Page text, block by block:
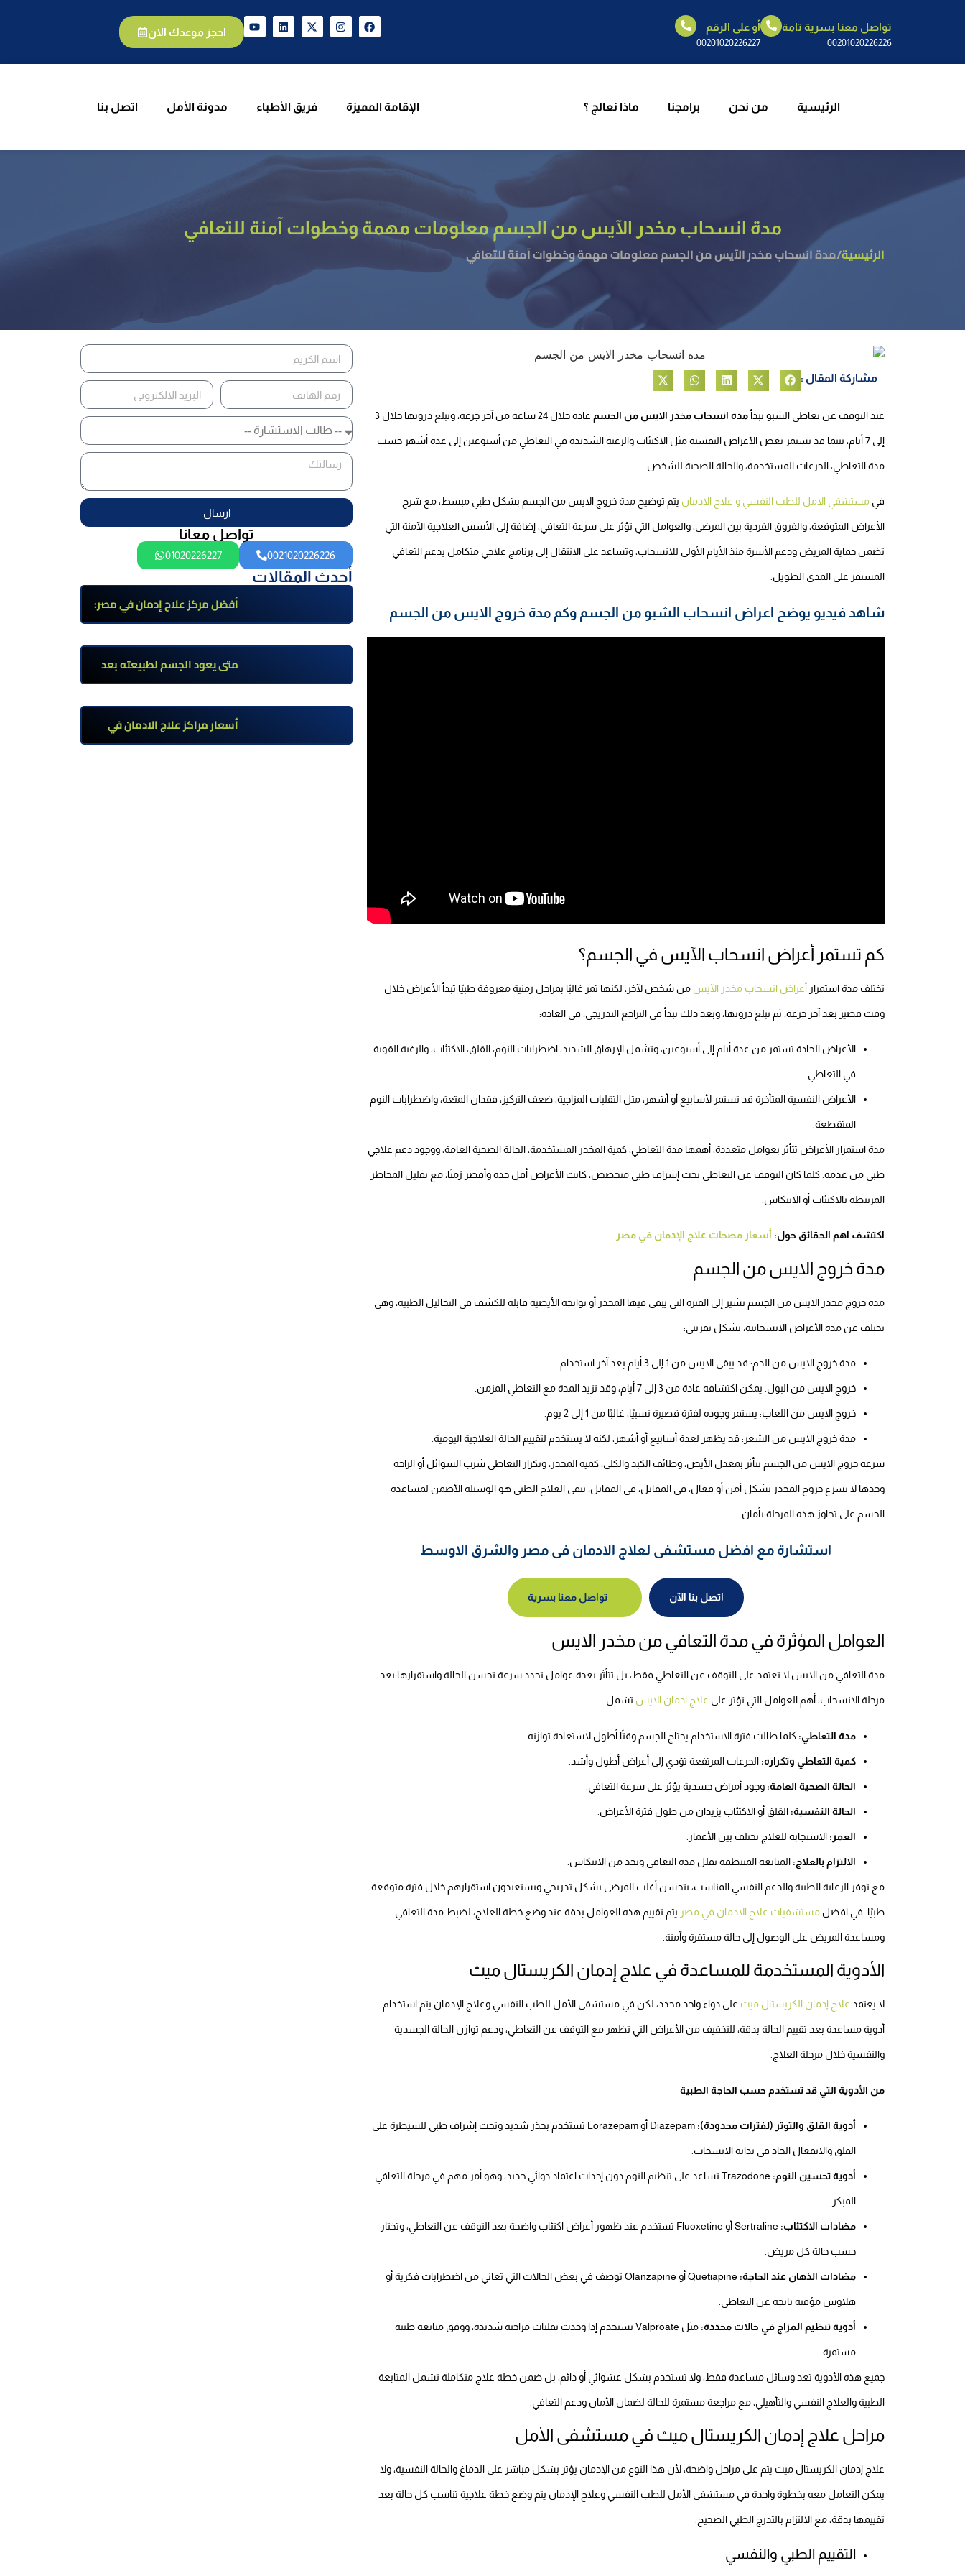
تواصل معنا بسرية تامة
00201020226226
أو على الرقم
00201020226227
احجز موعدك الان
الرئيسية من نحن برامجنا ماذا نعالج ؟ الإقامة المميزة فريق الأطباء مدونة الأمل اتصل بنا
الرئيسية فريق الأطباء مدونة الأمل اتصل بنا
مدة انسحاب مخدر الآيس من الجسم معلومات مهمة وخطوات آمنة للتعافي
الرئيسية/مدة انسحاب مخدر الآيس من الجسم معلومات مهمة وخطوات آمنة للتعافي
مشاركة المقال :
عند التوقف عن تعاطي الشبو تبدأ مده انسحاب مخدر الايس من الجسم عادة خلال 24 ساعة من آخر جرعة، وتبلغ ذروتها خلال 3
إلى 7 أيام، بينما قد تستمر بعض الأعراض النفسية مثل الاكتئاب والرغبة الشديدة في التعاطي من أسبوعين إلى عدة أشهر حسب
مدة التعاطي، الجرعات المستخدمة، والحالة الصحية للشخص.
في مستشفي الامل للطب النفسي و علاج الادمان يتم توضيح مدة خروج الايس من الجسم بشكل طبي مبسط، مع شرح
الأعراض المتوقعة، والفروق الفردية بين المرضى، والعوامل التي تؤثر على سرعة التعافي، إضافة إلى الأسس العلاجية الآمنة التي
تضمن حماية المريض ودعم الأسرة منذ الأيام الأولى للانسحاب، وتساعد على الانتقال إلى برنامج علاجي متكامل يدعم التعافي
المستقر على المدى الطويل.
شاهد فيديو يوضح اعراض انسحاب الشبو من الجسم وكم مدة خروج الايس من الجسم
كم تستمر أعراض انسحاب الآيس في الجسم؟
تختلف مدة استمرار أعراض انسحاب مخدر الآيس من شخص لآخر، لكنها تمر غالبًا بمراحل زمنية معروفة طبيًا تبدأ الأعراض خلال
وقت قصير بعد آخر جرعة، ثم تبلغ ذروتها، وبعد ذلك تبدأ في التراجع التدريجي، في العادة:
الأعراض الحادة تستمر من عدة أيام إلى أسبوعين، وتشمل الإرهاق الشديد، اضطرابات النوم، القلق، الاكتئاب، والرغبة القوية
في التعاطي.
الأعراض النفسية المتأخرة قد تستمر لأسابيع أو أشهر، مثل التقلبات المزاجية، ضعف التركيز، فقدان المتعة، واضطرابات النوم
المتقطعة.
مدة استمرار الأعراض تتأثر بعوامل متعددة، أهمها مدة التعاطي، كمية المخدر المستخدمة، الحالة الصحية العامة، ووجود دعم علاجي
طبي من عدمه. كلما كان التوقف عن التعاطي تحت إشراف طبي متخصص، كانت الأعراض أقل حدة وأقصر زمنًا، مع تقليل المخاطر
المرتبطة بالاكتئاب أو الانتكاس.
اكتشف اهم الحقائق حول: أسعار مصحات علاج الإدمان في مصر
مدة خروج الايس من الجسم
مده خروج مخدر الايس من الجسم تشير إلى الفترة التي يبقى فيها المخدر أو نواتجه الأيضية قابلة للكشف في التحاليل الطبية، وهي
تختلف عن مدة الأعراض الانسحابية، بشكل تقريبي:
مدة خروج الايس من الدم: قد يبقى الايس من 1 إلى 3 أيام بعد آخر استخدام.
خروج الايس من البول: يمكن اكتشافه عادة من 3 إلى 7 أيام، وقد تزيد المدة مع التعاطي المزمن.
خروج الايس من اللعاب: يستمر وجوده لفترة قصيرة نسبيًا، غالبًا من 1 إلى 2 يوم.
مدة خروج الايس من الشعر: قد يظهر لعدة أسابيع أو أشهر، لكنه لا يستخدم لتقييم الحالة العلاجية اليومية.
سرعة خروج الايس من الجسم تتأثر بمعدل الأيض، وظائف الكبد والكلى، كمية المخدر، وتكرار التعاطي شرب السوائل أو الراحة
وحدها لا تسرع خروج المخدر بشكل آمن أو فعال، في المقابل، في المقابل، يبقى العلاج الطبي هو الوسيلة الأضمن لمساعدة
الجسم على تجاوز هذه المرحلة بأمان.
استشارة مع افضل مستشفى لعلاج الادمان فى مصر والشرق الاوسط
اتصل بنا الآن تواصل معنا بسرية
العوامل المؤثرة في مدة التعافي من مخدر الايس
مدة التعافي من الايس لا تعتمد على التوقف عن التعاطي فقط، بل تتأثر بعدة عوامل تحدد سرعة تحسن الحالة واستقرارها بعد
مرحلة الانسحاب، أهم العوامل التي تؤثر على علاج ادمان الايس تشمل:
مدة التعاطي: كلما طالت فترة الاستخدام يحتاج الجسم وقتًا أطول لاستعادة توازنه.
كمية التعاطي وتكراره: الجرعات المرتفعة تؤدي إلى أعراض أطول وأشد.
الحالة الصحية العامة: وجود أمراض جسدية يؤثر على سرعة التعافي.
الحالة النفسية: القلق أو الاكتئاب يزيدان من طول فترة الأعراض.
العمر: الاستجابة للعلاج تختلف بين الأعمار.
الالتزام بالعلاج: المتابعة المنتظمة تقلل مدة التعافي وتحد من الانتكاس.
مع توفر الرعاية الطبية والدعم النفسي المناسب، يتحسن أغلب المرضى بشكل تدريجي ويستعيدون استقرارهم خلال فترة متوقعة
طبيًا. في افضل مستشفيات علاج الادمان في مصر يتم تقييم هذه العوامل بدقة عند وضع خطة العلاج، لضبط مدة التعافي
ومساعدة المريض على الوصول إلى حالة مستقرة وآمنة.
الأدوية المستخدمة للمساعدة في علاج إدمان الكريستال ميث
لا يعتمد علاج إدمان الكريستال ميث على دواء واحد محدد، لكن في مستشفى الأمل للطب النفسي وعلاج الإدمان يتم استخدام
أدوية مساعدة بعد تقييم الحالة بدقة، للتخفيف من الأعراض التي تظهر مع التوقف عن التعاطي، ودعم توازن الحالة الجسدية
والنفسية خلال مرحلة العلاج.
من الأدوية التي قد تستخدم حسب الحاجة الطبية
أدوية القلق والتوتر (لفترات محدودة): Diazepam أو Lorazepam تستخدم بحذر شديد وتحت إشراف طبي للسيطرة على
القلق والانفعال الحاد في بداية الانسحاب.
أدوية تحسين النوم: Trazodone تساعد على تنظيم النوم دون إحداث اعتماد دوائي جديد، وهو أمر مهم في مرحلة التعافي
المبكر.
مضادات الاكتئاب: Sertraline أو Fluoxetine تستخدم عند ظهور أعراض اكتئاب واضحة بعد التوقف عن التعاطي، وتختار
حسب حالة كل مريض.
مضادات الذهان عند الحاجة: Quetiapine أو Olanzapine توصف في بعض الحالات التي تعاني من اضطرابات فكرية أو
هلاوس مؤقتة ناتجة عن التعاطي.
أدوية تنظيم المزاج في حالات محددة: مثل Valproate تستخدم إذا وجدت تقلبات مزاجية شديدة، ووفق متابعة طبية
مستمرة.
جميع هذه الأدوية تعد وسائل مساعدة فقط، ولا تستخدم بشكل عشوائي أو دائم، بل ضمن خطة علاج متكاملة تشمل المتابعة
الطبية والعلاج النفسي والتأهيلي، مع مراجعة مستمرة للحالة لضمان الأمان ودعم التعافي.
مراحل علاج إدمان الكريستال ميث في مستشفى الأمل
علاج إدمان الكريستال ميث يتم على مراحل واضحة، لأن هذا النوع من الإدمان يؤثر بشكل مباشر على الدماغ والحالة النفسية، ولا
يمكن التعامل معه بخطوة واحدة في مستشفى الأمل للطب النفسي وعلاج الإدمان يتم وضع خطة علاجية تناسب كل حالة بعد
تقييمها بدقة، مع الالتزام بالتدرج الطبي الصحيح.
التقييم الطبي والنفسي
ارسال
تواصل معانا
0021020226226
01020226227
أحدث المقالات
أفضل مركز علاج إدمان في مصر:
برامج علاج معتمدة وتعافي آمن
تحت إشراف طبي
متى يعود الجسم لطبيعته بعد
ترك مخدر الآيس؟ مراحل التعافي
والعوامل المؤثرة
أسعار مراكز علاج الادمان في
مصر: كم تبلغ التكلفة وما الذي